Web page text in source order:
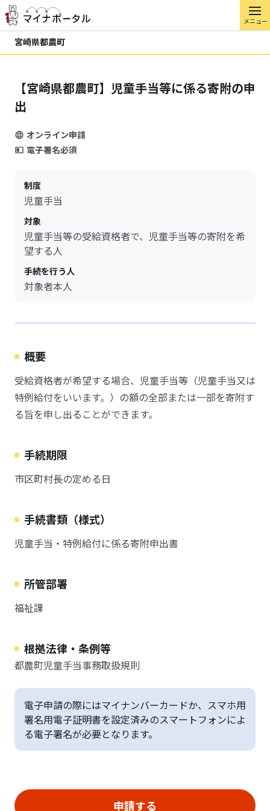
メニュー
宮崎県都農町
【宮崎県都農町】児童手当等に係る寄附の申
出
オンライン申請
電子署名必須
制度
児童手当
対象
児童手当等の受給資格者で、児童手当等の寄附を希
望する人
手続を行う人
対象者本人
概要
受給資格者が希望する場合、児童手当等（児童手当又は
特例給付をいいます。）の額の全部または一部を寄附す
る旨を申し出ることができます。
手続期限
市区町村長の定める日
手続書類（様式）
児童手当・特例給付に係る寄附申出書
所管部署
福祉課
根拠法律・条例等
都農町児童手当事務取扱規則
電子申請の際にはマイナンバーカードか、スマホ用
署名用電子証明書を設定済みのスマートフォンによ
る電子署名が必要となります。